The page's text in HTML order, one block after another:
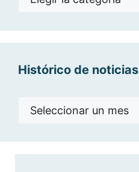
Histórico de noticias
Histórico